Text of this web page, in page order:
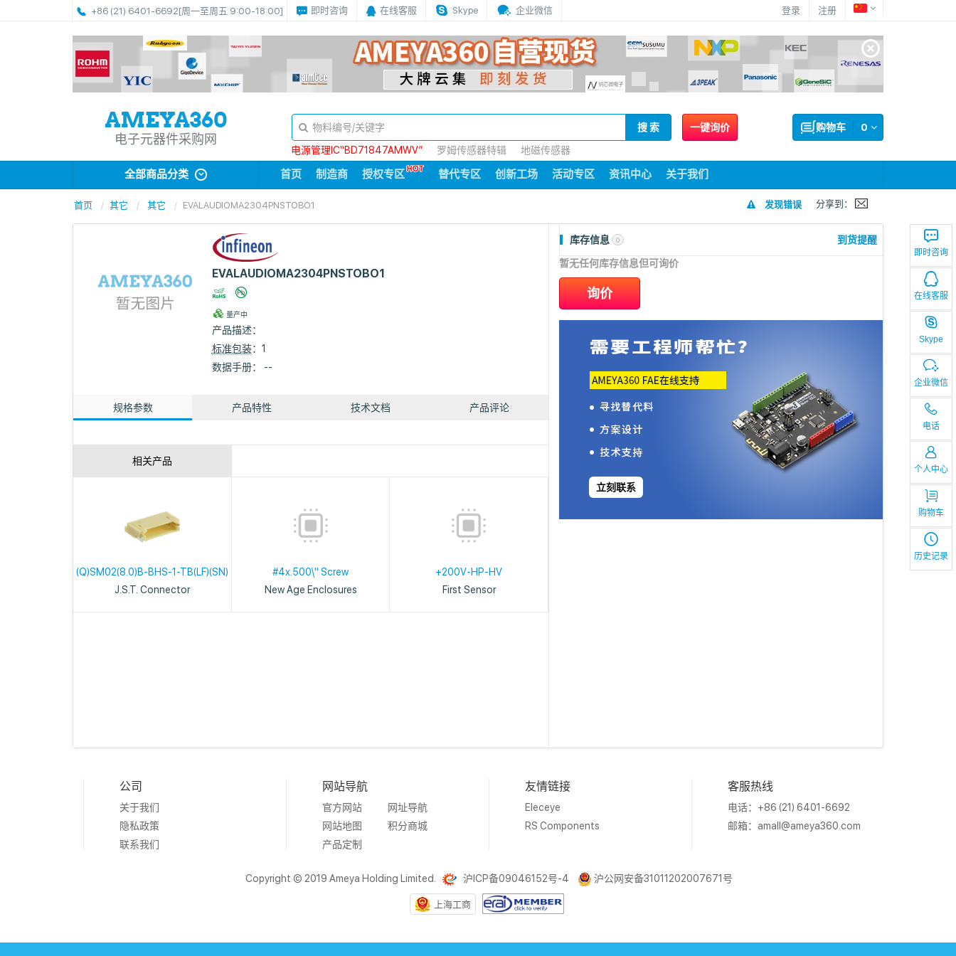
+86 (21) 6401-6692[周一至周五 9:00-18:00] 即时咨询 在线客服 Skype 企业微信 登录 注册
即时咨询
在线客服
Skype
企业微信
电话
个人中心
购物车
历史记录
电子元器件采购网
一键询价 0
购物车
搜 索
电源管理IC“BD71847AMWV”
罗姆传感器特辑 地磁传感器
全部商品分类 首页 制造商 授权专区 替代专区 创新工场 活动专区 资讯中心 关于我们
首页 其它 其它 EVALAUDIOMA2304PNSTOBO1 发现错误 分享到：
EVALAUDIOMA2304PNSTOBO1
量产中
产品描述：
标准包装：1
数据手册： --
规格参数 产品特性 技术文档 产品评论
相关产品
(Q)SM02(8.0)B-BHS-1-TB(LF)(SN)
J.S.T. Connector
#4x.500\" Screw
New Age Enclosures
+200V-HP-HV
First Sensor
库存信息 0 到货提醒
暂无任何库存信息但可询价
询价
立刻联系
公司
关于我们
隐私政策
联系我们
网站导航
官方网站
网址导航
网站地图
积分商城
产品定制
友情链接
Eleceye
RS Components
客服热线
电话：+86 (21) 6401-6692
邮箱： amall@ameya360.com
Copyright © 2019 Ameya Holding Limited. 沪ICP备09046152号-4 沪公网安备31011202007671号
上海工商